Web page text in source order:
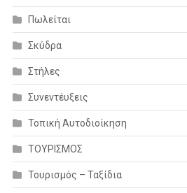
Πωλείται
Σκύδρα
Στήλες
Συνεντέυξεις
Τοπική Αυτοδιοίκηση
ΤΟΥΡΙΣΜΟΣ
Τουρισμός – Ταξίδια